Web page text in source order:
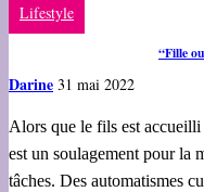
Lifestyle
“Fille
Darine 31 mai 2022
Alors que le fils est
est un soulagement pour la
tâches. Des automatismes